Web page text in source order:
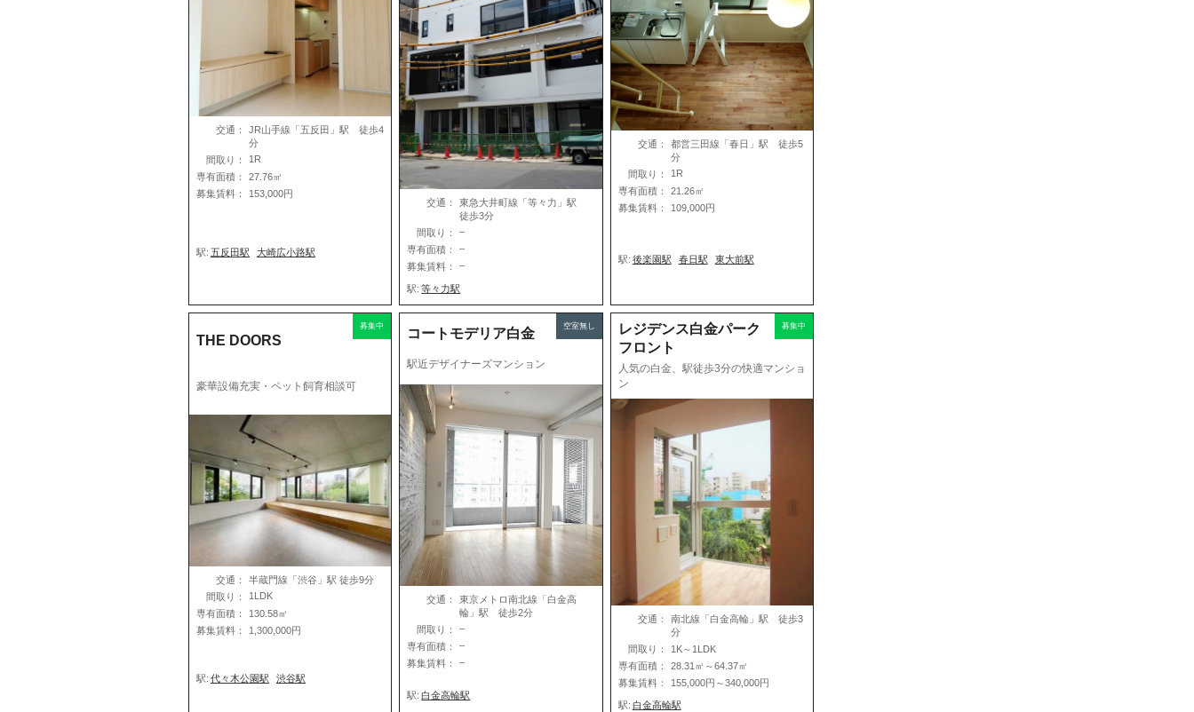
交通：
JR山手線「五反田」駅 徒歩4
分
間取り：
1R
専有面積：
27.76㎡
募集賃料：
153,000円
駅: 五反田駅 大崎広小路駅
交通：
東急大井町線「等々力」駅
徒歩3分
間取り：
–
専有面積：
–
募集賃料：
–
駅: 等々力駅
交通：
都営三田線「春日」駅 徒歩5
分
間取り：
1R
専有面積：
21.26㎡
募集賃料：
109,000円
駅: 後楽園駅 春日駅 東大前駅
THE DOORS
豪華設備充実・ペット飼育相談可
交通：
半蔵門線「渋谷」駅 徒歩9分
間取り：
1LDK
専有面積：
130.58㎡
募集賃料：
1,300,000円
駅: 代々木公園駅 渋谷駅
募集中
コートモデリア白金
駅近デザイナーズマンション
交通：
東京メトロ南北線「白金高
輪」駅 徒歩2分
間取り：
–
専有面積：
–
募集賃料：
–
駅: 白金高輪駅
空室無し
レジデンス白金パーク
フロント
人気の白金、駅徒歩3分の快適マンショ
ン
交通：
南北線「白金高輪」駅 徒歩3
分
間取り：
1K～1LDK
専有面積：
28.31㎡～64.37㎡
募集賃料：
155,000円～340,000円
駅: 白金高輪駅
募集中